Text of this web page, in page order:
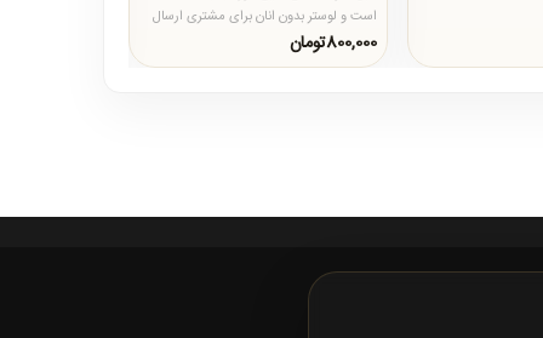
است و لوستر بدون انان برای مشتری ارسال
میشود . در خرید خود دقت ب..
800,000تومان